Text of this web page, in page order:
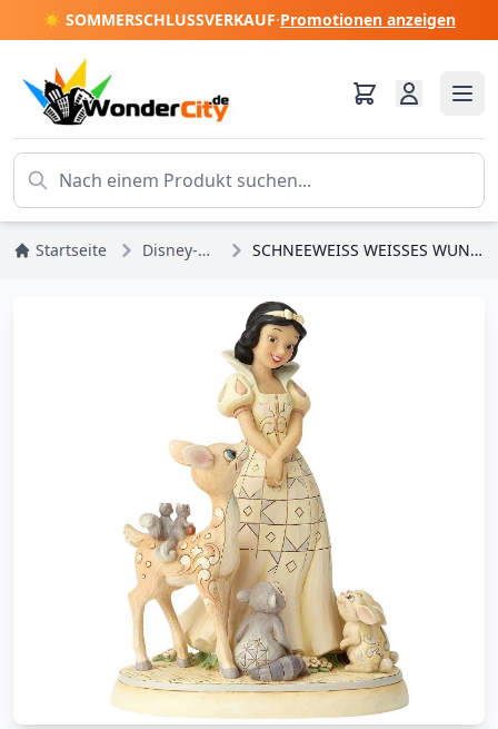
☀️ SOMMERSCHLUSSVERKAUF·Promotionen anzeigen
Startseite Disney-Prinzessinnen SCHNEEWEISS WEISSES WUNDERLAND DISNEY TRADITIONS